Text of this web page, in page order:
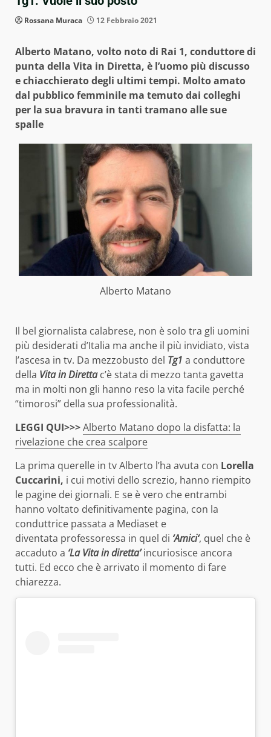
Rossana Muraca 12 Febbraio 2021
Alberto Matano, volto noto di Rai 1, conduttore di
punta della Vita in Diretta, è l’uomo più discusso
e chiacchierato degli ultimi tempi. Molto amato
dal pubblico femminile ma temuto dai colleghi
per la sua bravura in tanti tramano alle sue
spalle
Alberto Matano
Il bel giornalista calabrese, non è solo tra gli uomini
più desiderati d’Italia ma anche il più invidiato, vista
l’ascesa in tv. Da mezzobusto del Tg1 a conduttore
della Vita in Direttac’è stata di mezzo tanta gavetta
ma in molti non gli hanno reso la vita facile perché
“timorosi” della sua professionalità.
LEGGI QUI>>>Alberto Matano dopo la disfatta: la
rivelazione che crea scalpore
La prima querelle in tv Alberto l’ha avuta con Lorella
Cuccarini, i cui motivi dello screzio, hanno riempito
le pagine dei giornali. E se è vero che entrambi
hanno voltato definitivamente pagina, con la
conduttrice passata a Mediaset e
diventata professoressa in quel di ‘Amici‘, quel che è
accaduto a ‘La Vita in diretta’incuriosisce ancora
tutti. Ed ecco che è arrivato il momento di fare
chiarezza.